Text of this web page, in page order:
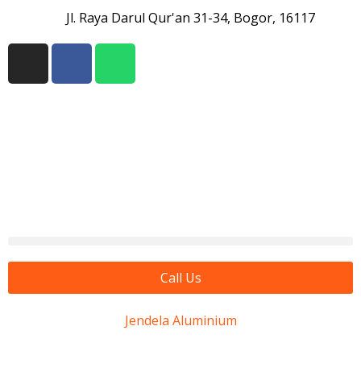
Jl. Raya Darul Qur'an 31-34, Bogor, 16117
Call Us
Jendela Aluminium